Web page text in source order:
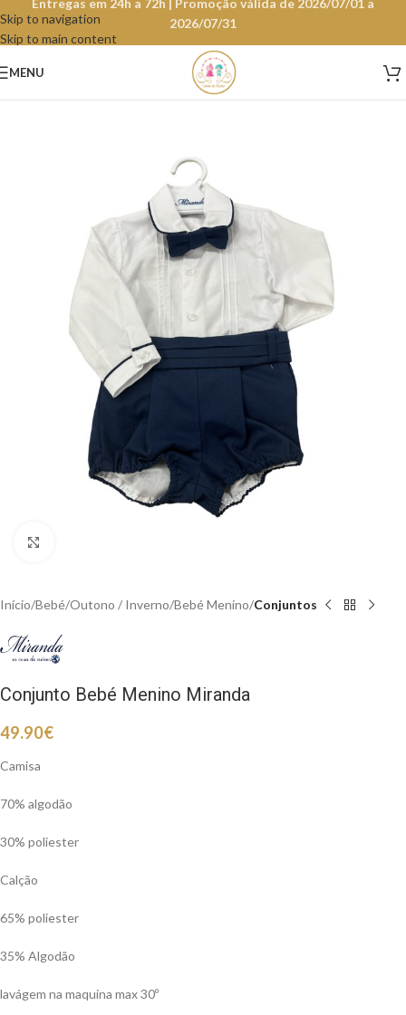
Skip to navigation
Skip to main content
Entregas em 24h a 72h | Promoção válida de 2026/07/01 a
2026/07/31
MENU
Início Bebé Outono / Inverno Bebé Menino Conjuntos
Conjunto Bebé Menino Miranda
49.90€
Camisa
70% algodão
30% poliester
Calção
65% poliester
35% Algodão
lavágem na maquina max 30º